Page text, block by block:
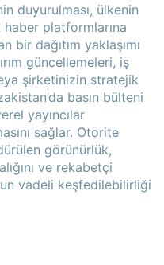
duyurulması, ülkenin
haber platformlarına
bir dağıtım yaklaşımı
güncellemeleri, iş
şirketinizin stratejik
basın bülteni
yayıncılar
sağlar. Otorite
görünürlük,
ve rekabetçi
vadeli keşfedilebilirliği